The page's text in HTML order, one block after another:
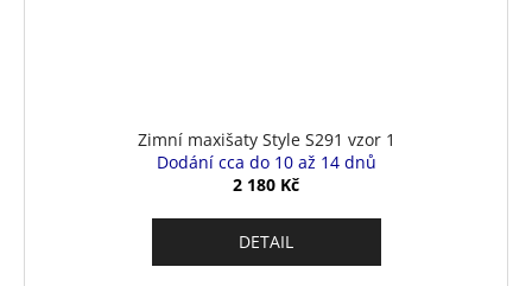
Zimní maxišaty Style S291 vzor 1
Dodání cca do 10 až 14 dnů
2 180 Kč
DETAIL